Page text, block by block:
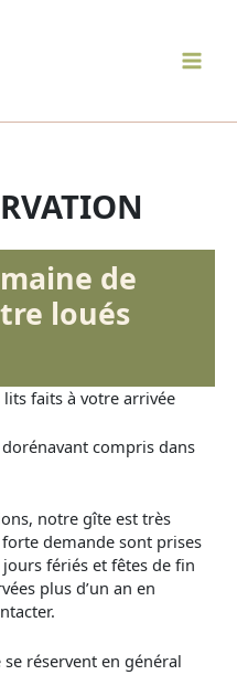
Main
de
loués
lits faits à votre arrivée
compris dans
notre gîte est très
demande sont prises
jours fériés et fêtes de fin
plus d’un an en
se réservent en général